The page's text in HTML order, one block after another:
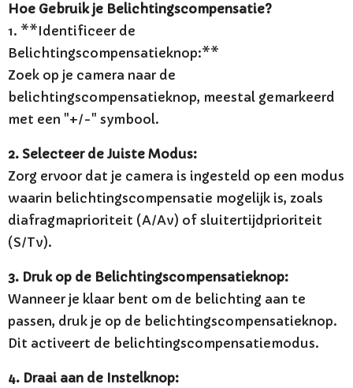
Hoe Gebruik je Belichtingscompensatie?
1. **Identificeer de
Belichtingscompensatieknop:**
Zoek op je camera naar de
belichtingscompensatieknop, meestal gemarkeerd
met een "+/-" symbool.
2. Selecteer de Juiste Modus:
Zorg ervoor dat je camera is ingesteld op een modus
waarin belichtingscompensatie mogelijk is, zoals
diafragmaprioriteit (A/Av) of sluitertijdprioriteit
(S/Tv).
3. Druk op de Belichtingscompensatieknop:
Wanneer je klaar bent om de belichting aan te
passen, druk je op de belichtingscompensatieknop.
Dit activeert de belichtingscompensatiemodus.
4. Draai aan de Instelknop: